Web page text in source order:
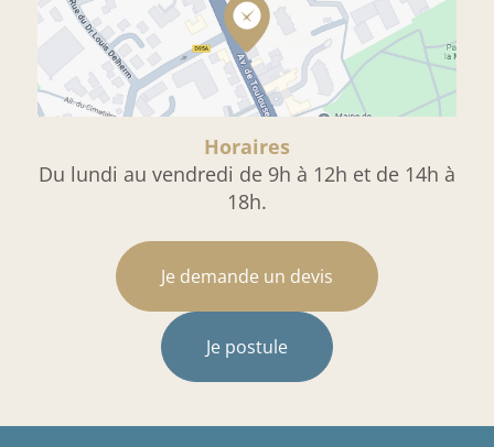
Horaires
Du lundi au vendredi de 9h à 12h et de 14h à
18h.
Je demande un devis
Je postule